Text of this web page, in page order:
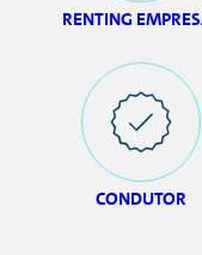
RENTING
CONDUTOR